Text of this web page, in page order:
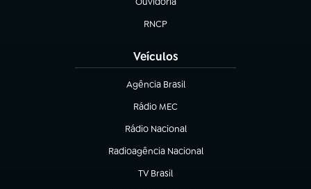
(abre em nova aba)
RNCP
(abre em nova aba)
Veículos
Agência Brasil
(abre em nova aba)
Rádio MEC
(abre em nova aba)
Rádio Nacional
Radioagência Nacional
(abre em nova aba)
TV Brasil
(abre em nova aba)